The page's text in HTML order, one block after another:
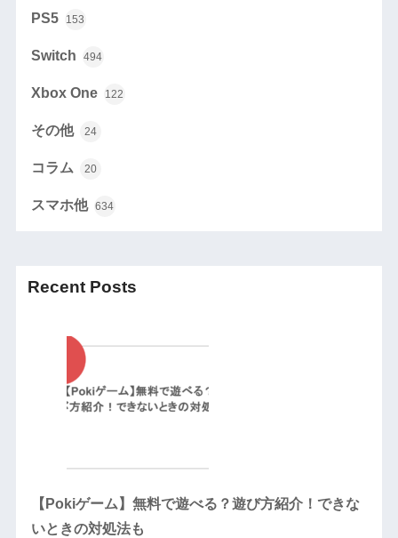
PS5 153
Switch 494
Xbox One 122
その他 24
コラム 20
スマホ他 634
Recent Posts
【Pokiゲーム】無料で遊べる？遊び方紹介！できな
いときの対処法も